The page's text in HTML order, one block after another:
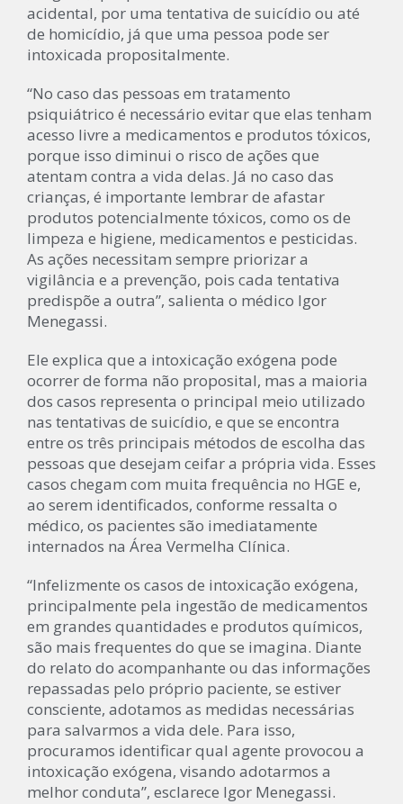
acidental, por uma tentativa de suicídio ou até
de homicídio, já que uma pessoa pode ser
intoxicada propositalmente.
“No caso das pessoas em tratamento
psiquiátrico é necessário evitar que elas tenham
acesso livre a medicamentos e produtos tóxicos,
porque isso diminui o risco de ações que
atentam contra a vida delas. Já no caso das
crianças, é importante lembrar de afastar
produtos potencialmente tóxicos, como os de
limpeza e higiene, medicamentos e pesticidas.
As ações necessitam sempre priorizar a
vigilância e a prevenção, pois cada tentativa
predispõe a outra”, salienta o médico Igor
Menegassi.
Ele explica que a intoxicação exógena pode
ocorrer de forma não proposital, mas a maioria
dos casos representa o principal meio utilizado
nas tentativas de suicídio, e que se encontra
entre os três principais métodos de escolha das
pessoas que desejam ceifar a própria vida. Esses
casos chegam com muita frequência no HGE e,
ao serem identificados, conforme ressalta o
médico, os pacientes são imediatamente
internados na Área Vermelha Clínica.
“Infelizmente os casos de intoxicação exógena,
principalmente pela ingestão de medicamentos
em grandes quantidades e produtos químicos,
são mais frequentes do que se imagina. Diante
do relato do acompanhante ou das informações
repassadas pelo próprio paciente, se estiver
consciente, adotamos as medidas necessárias
para salvarmos a vida dele. Para isso,
procuramos identificar qual agente provocou a
intoxicação exógena, visando adotarmos a
melhor conduta”, esclarece Igor Menegassi.